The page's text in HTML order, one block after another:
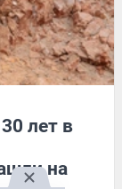
лет в
на